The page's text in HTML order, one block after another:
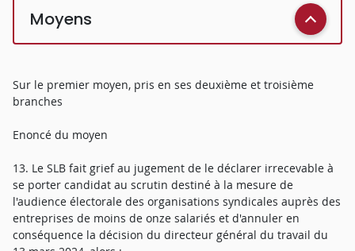
Moyens
Sur le premier moyen, pris en ses deuxième et troisième
branches
Enoncé du moyen
13. Le SLB fait grief au jugement de le déclarer irrecevable à
se porter candidat au scrutin destiné à la mesure de
l'audience électorale des organisations syndicales auprès des
entreprises de moins de onze salariés et d'annuler en
conséquence la décision du directeur général du travail du